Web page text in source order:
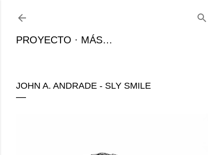
Ir al contenido principal
PROYECTO MÁS…
JOHN A. ANDRADE - SLY SMILE